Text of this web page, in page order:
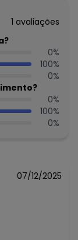
em
N/D*
N/D*
N/D*
N/D*
1 avaliações
0%
100%
0%
0%
100%
0%
07/12/2025